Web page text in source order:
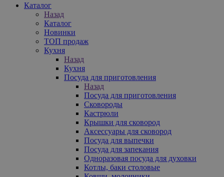
Каталог
Назад
Каталог
Новинки
ТОП продаж
Кухня
Назад
Кухня
Посуда для приготовления
Назад
Посуда для приготовления
Сковороды
Кастрюли
Крышки для сковород
Аксессуары для сковород
Посуда для выпечки
Посуда для запекания
Одноразовая посуда для духовки
Котлы, баки столовые